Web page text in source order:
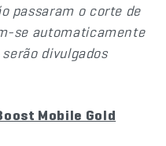
passaram o corte de
se automaticamente
divulgados
Mobile Gold